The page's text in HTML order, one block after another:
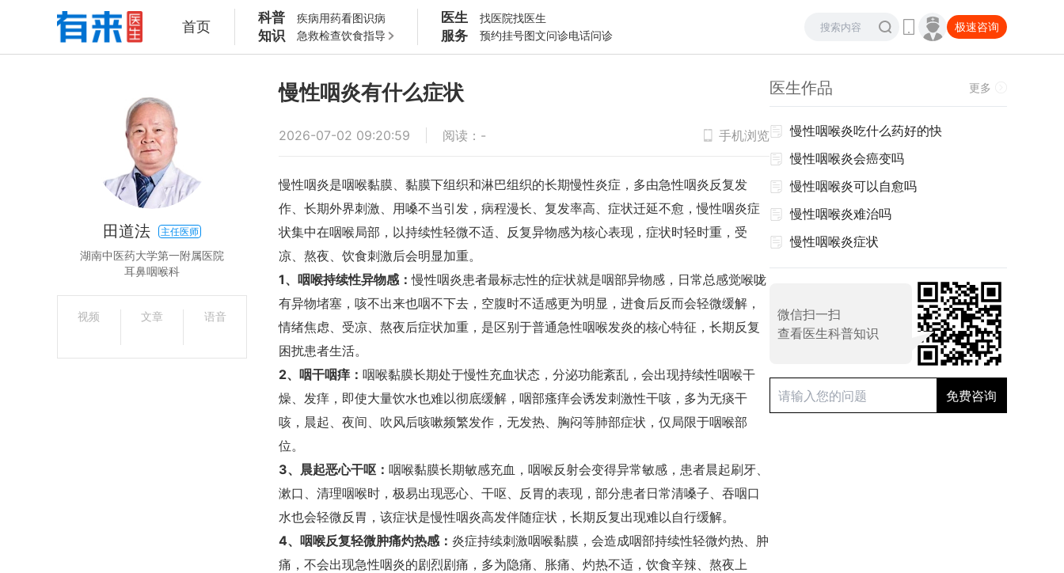
首页
科普
知识
疾病用药看图识病
急救检查饮食指导
医生
服务
找医院找医生
预约挂号图文问诊电话问诊
极速咨询
田道法 主任医师
湖南中医药大学第一附属医院
耳鼻咽喉科
视频 文章 语音
慢性咽炎有什么症状
2026-07-02 09:20:59 阅读 ： - 手机浏览
慢性咽炎是咽喉黏膜、黏膜下组织和淋巴组织的长期慢性炎症，多由急性咽炎反复发
作、长期外界刺激、用嗓不当引发，病程漫长、复发率高、症状迁延不愈，慢性咽炎症
状集中在咽喉局部，以持续性轻微不适、反复异物感为核心表现，症状时轻时重，受
凉、熬夜、饮食刺激后会明显加重。
1、咽喉持续性异物感：慢性咽炎患者最标志性的症状就是咽部异物感，日常总感觉喉咙
有异物堵塞，咳不出来也咽不下去，空腹时不适感更为明显，进食后反而会轻微缓解，
情绪焦虑、受凉、熬夜后症状加重，是区别于普通急性咽喉发炎的核心特征，长期反复
困扰患者生活。
2、咽干咽痒： 咽喉黏膜长期处于慢性充血状态，分泌功能紊乱，会出现持续性咽喉干
燥、发痒，即使大量饮水也难以彻底缓解，咽部瘙痒会诱发刺激性干咳，多为无痰干
咳，晨起、夜间、吹风后咳嗽频繁发作，无发热、胸闷等肺部症状，仅局限于咽喉部
位。
3、晨起恶心干呕： 咽喉黏膜长期敏感充血，咽喉反射会变得异常敏感，患者晨起刷牙、
漱口、清理咽喉时，极易出现恶心、干呕、反胃的表现，部分患者日常清嗓子、吞咽口
水也会轻微反胃，该症状是慢性咽炎高发伴随症状，长期反复出现难以自行缓解。
4、咽喉反复轻微肿痛灼热感： 炎症持续刺激咽喉黏膜，会造成咽部持续性轻微灼热、肿
痛，不会出现急性咽炎的剧烈剧痛，多为隐痛、胀痛、灼热不适，饮食辛辣、熬夜上
医生作品 更多
慢性咽喉炎吃什么药好的快
慢性咽喉炎会癌变吗
慢性咽喉炎可以自愈吗
慢性咽喉炎难治吗
慢性咽喉炎症状
微信扫一扫
查看医生科普知识